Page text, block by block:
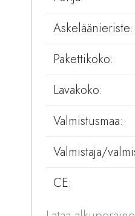
Askeläänieriste:
Pakettikoko:
Lavakoko:
Valmistusmaa:
Valmistaja/
CE: